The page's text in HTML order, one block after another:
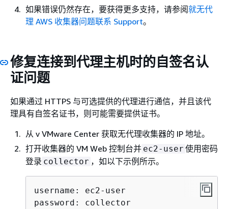
如果错误仍然存在，要获得更多支持，请参阅就无代
理 AWS 收集器问题联系 Support。
修复连接到代理主机时的自签名认
证问题
如果通过 HTTPS 与可选提供的代理进行通信，并且该代
理具有自签名证书，则可能需要提供证书。
从 v VMware Center 获取无代理收集器的 IP 地址。
打开收集器的 VM Web 控制台并 ec2-user 使用密码
登录 collector ，如以下示例所示。
username: ec2-user
password: collector